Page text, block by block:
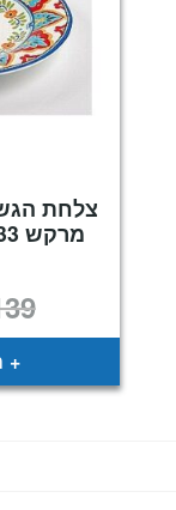
צלחת
מרקש 33 ס"מ ArcoSteel